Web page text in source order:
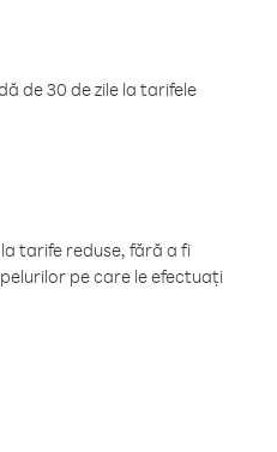
de 30 de zile la tarifele
tarife reduse, fără a fi
pe care le efectuați